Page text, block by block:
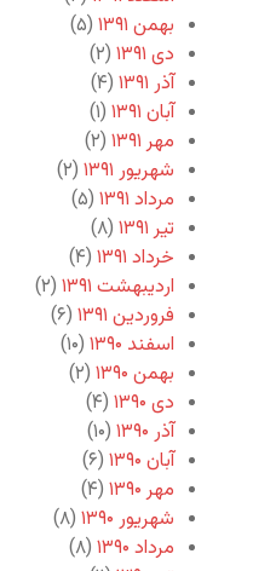
بهمن ۱۳۹۱
(۵)
دی ۱۳۹۱
(۲)
آذر ۱۳۹۱
(۴)
آبان ۱۳۹۱
(۱)
مهر ۱۳۹۱
(۲)
شهریور ۱۳۹۱
(۲)
مرداد ۱۳۹۱
(۵)
تیر ۱۳۹۱
(۸)
خرداد ۱۳۹۱
(۴)
اردیبهشت ۱۳۹۱
(۲)
فروردین ۱۳۹۱
(۶)
اسفند ۱۳۹۰
(۱۰)
بهمن ۱۳۹۰
(۲)
دی ۱۳۹۰
(۴)
آذر ۱۳۹۰
(۱۰)
آبان ۱۳۹۰
(۶)
مهر ۱۳۹۰
(۴)
شهریور ۱۳۹۰
(۸)
مرداد ۱۳۹۰
(۸)